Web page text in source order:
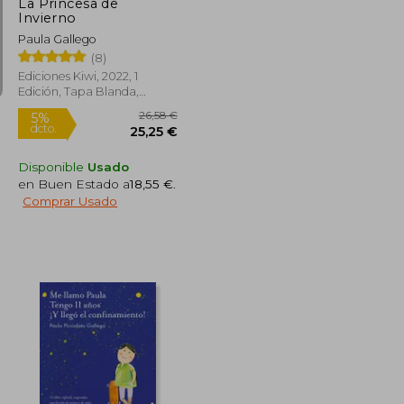
15,90 €
Invierno
Paula Gallego
(8)
Ediciones Kiwi, 2022, 1
Edición, Tapa Blanda,
Nuevo
5%
dcto.
Disponible Usado
en Buen Estado a18,55 €
Comprar Usado